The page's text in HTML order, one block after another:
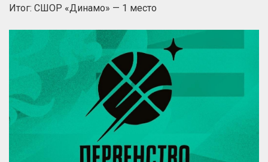
Итог: СШОР «Динамо» — 1 место